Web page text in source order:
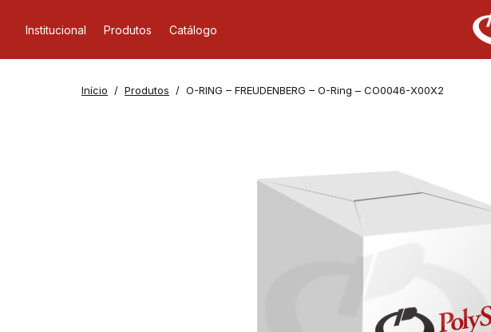
Institucional Produtos Catálogo
Início Produtos O-RING – FREUDENBERG – O-Ring – CO0046-X00X2